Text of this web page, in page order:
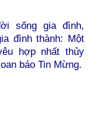
sống gia đình,
đình thành: Một
hợp nhất thủy
báo Tin Mừng.